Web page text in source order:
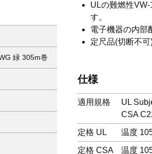
緑 305m巻
ULの難燃性
す。
電子機器の内部
定尺品(切断不
仕様
適用規格
UL
CSA
定格 UL 温度
定格 CSA
温度